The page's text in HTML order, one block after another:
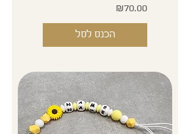
Price
₪70.00
הכנס לסל